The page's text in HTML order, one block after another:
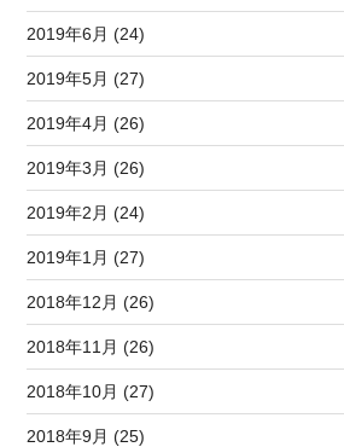
2019年6月 (24)
2019年5月 (27)
2019年4月 (26)
2019年3月 (26)
2019年2月 (24)
2019年1月 (27)
2018年12月 (26)
2018年11月 (26)
2018年10月 (27)
2018年9月 (25)